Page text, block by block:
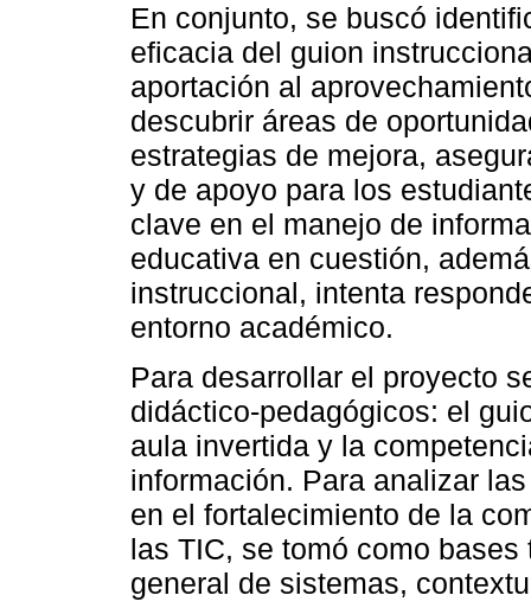
En conjunto, se buscó
eficacia del guion
aportación al
descubrir áreas de
estrategias de mejora,
y de apoyo para los
clave en el manejo de
educativa en cuestión,
instruccional, intenta
entorno académico.
Para desarrollar el proyecto
didáctico-pedagógicos: el
aula invertida y la
información. Para analizar
en el fortalecimiento de la
las TIC, se tomó como
general de sistemas,